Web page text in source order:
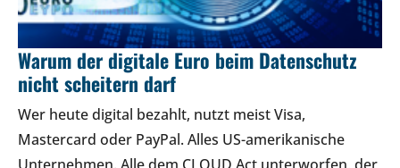
Warum der digitale Euro beim Datenschutz
nicht scheitern darf
Wer heute digital bezahlt, nutzt meist Visa,
Mastercard oder PayPal. Alles US-amerikanische